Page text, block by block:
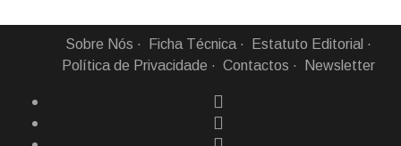
Sobre Nós Ficha Técnica
Estatuto Editorial
Política de Privacidade
Contactos Newsletter